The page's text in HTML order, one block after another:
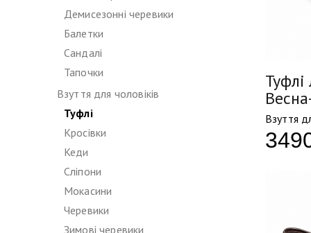
Демисезонні черевики
Балетки
Сандалі
Тапочки
Взуття для чоловіків
Туфлі
Кросівки
Кеди
Сліпони
Мокасини
Черевики
Зимові черевики
Туфлі
Взуття